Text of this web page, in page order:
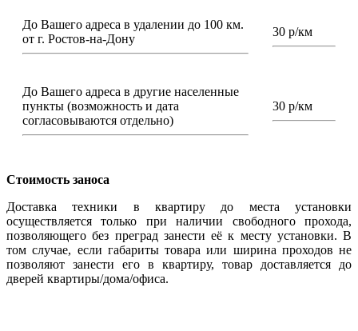
До Вашего адреса в удалении до 100 км.
от г. Ростов-на-Дону
30 р/км
До Вашего адреса в другие населенные
пункты (возможность и дата
согласовываются отдельно)
30 р/км
Стоимость заноса
Доставка техники в квартиру до места установки
осуществляется только при наличии свободного прохода,
позволяющего без преград занести её к месту установки. В
том случае, если габариты товара или ширина проходов не
позволяют занести его в квартиру, товар доставляется до
дверей квартиры/дома/офиса.